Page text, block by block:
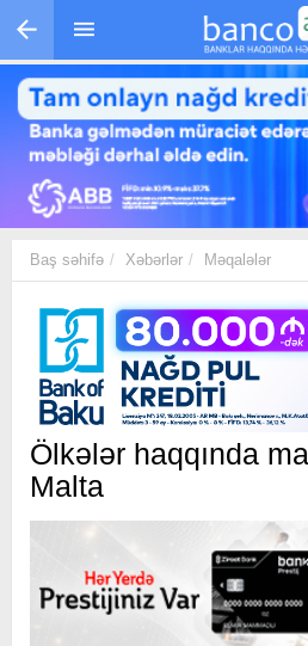
Skip to main content
Baş səhifə Xəbərlər Məqalələr
Ölkələr haqqında
Malta